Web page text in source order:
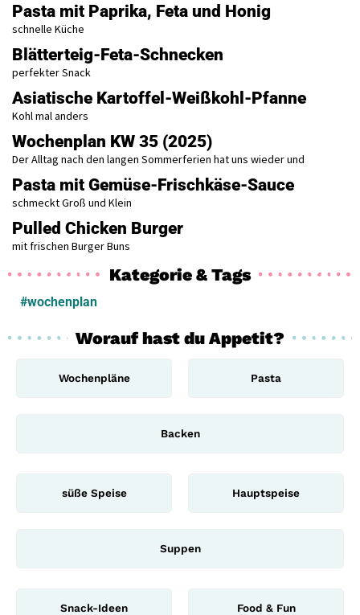
Pasta mit Paprika, Feta und Honig
schnelle Küche
Blätterteig-Feta-Schnecken
perfekter Snack
Asiatische Kartoffel-Weißkohl-Pfanne
Kohl mal anders
Wochenplan KW 35 (2025)
Der Alltag nach den langen Sommerferien hat uns wieder und
Pasta mit Gemüse-Frischkäse-Sauce
schmeckt Groß und Klein
Pulled Chicken Burger
mit frischen Burger Buns
Kategorie & Tags
#wochenplan
Worauf hast du Appetit?
Wochenpläne Pasta
Backen
süße Speise Hauptspeise
Suppen
Snack-Ideen Food & Fun